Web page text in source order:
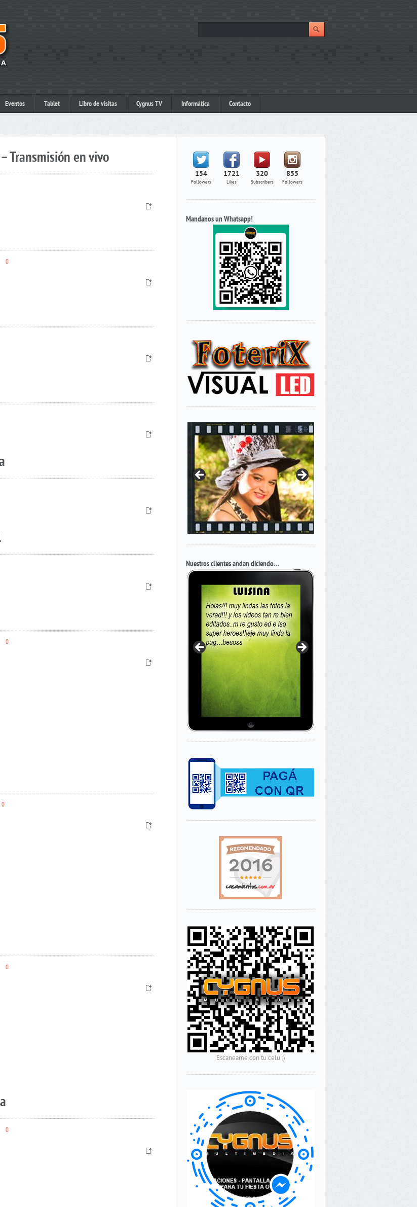
Eventos Tablet Libro de visitas Cygnus TV Informática Contacto
Transmisión en vivo
0
0
0
0
0
154
Followers
1721
Likes
320
Subscribers
855
Followers
Mandanos un Whatsapp!
Nuestros clientes andan diciendo…
Escaneame con tu celu ;)